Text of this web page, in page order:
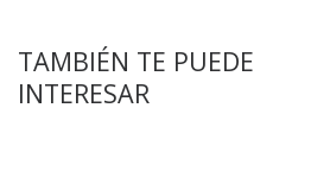
TAMBIÉN TE PUEDE
INTERESAR